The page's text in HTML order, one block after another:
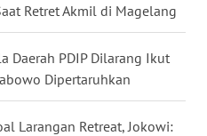
Retret Akmil di Magelang
Daerah PDIP Dilarang Ikut
Dipertaruhkan
Larangan Retreat, Jokowi: